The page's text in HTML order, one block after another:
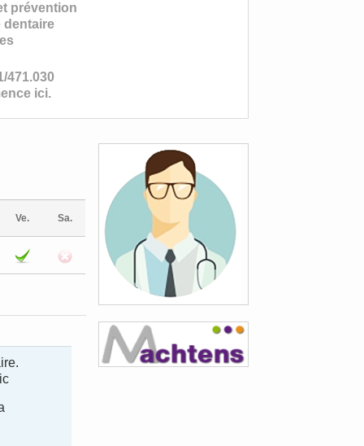
prévention
dentaire
471.030
ici.
Ve. Sa.